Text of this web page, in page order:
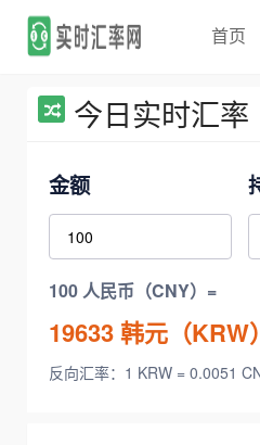
首页
今日实时汇率
金额
100 人民币（CNY）=
19633韩元（KRW）
反向汇率：1 KRW = 0.0051